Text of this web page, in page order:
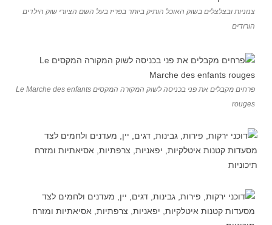
צנוניות ובצלצלים בשוק האוכל הותיק ביותר בפריז בעל השם הציורי שוק הילדים
הורודים
פרחים מקבלים את פני בכניסה לשוק המקורה המקסים Le Marche des enfants
rouges